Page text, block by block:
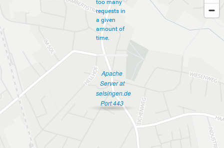
too many
requests in
a given
amount of
time.
Apache
Server at
selsingen.de
Port 443